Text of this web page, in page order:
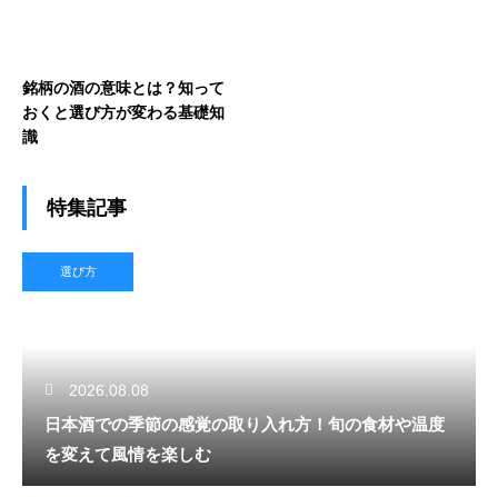
銘柄の酒の意味とは？知って
おくと選び方が変わる基礎知
識
特集記事
選び方
2026.08.08
日本酒での季節の感覚の取り入れ方！旬の食材や温度
を変えて風情を楽しむ